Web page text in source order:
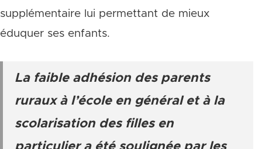
supplémentaire lui permettant de mieux
éduquer ses enfants.
La faible adhésion des parents
ruraux à l’école en général et à la
scolarisation des filles en